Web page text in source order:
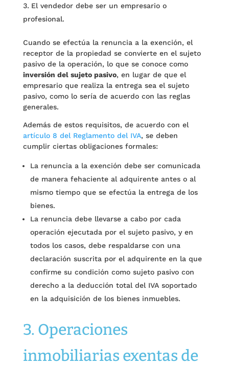
El vendedor debe ser un empresario o
profesional.
Cuando se efectúa la renuncia a la exención, el
receptor de la propiedad se convierte en el sujeto
pasivo de la operación, lo que se conoce como
inversión del sujeto pasivo, en lugar de que el
empresario que realiza la entrega sea el sujeto
pasivo, como lo sería de acuerdo con las reglas
generales.
Además de estos requisitos, de acuerdo con el
artículo 8 del Reglamento del IVA, se deben
cumplir ciertas obligaciones formales:
La renuncia a la exención debe ser comunicada
de manera fehaciente al adquirente antes o al
mismo tiempo que se efectúa la entrega de los
bienes.
La renuncia debe llevarse a cabo por cada
operación ejecutada por el sujeto pasivo, y en
todos los casos, debe respaldarse con una
declaración suscrita por el adquirente en la que
confirme su condición como sujeto pasivo con
derecho a la deducción total del IVA soportado
en la adquisición de los bienes inmuebles.
3. Operaciones
inmobiliarias exentas de